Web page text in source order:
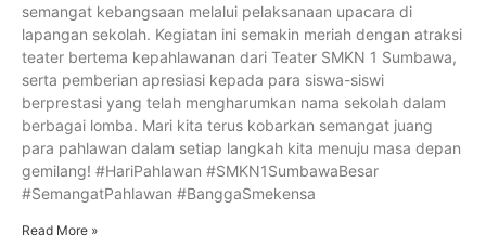
semangat kebangsaan melalui pelaksanaan upacara di
lapangan sekolah. Kegiatan ini semakin meriah dengan atraksi
teater bertema kepahlawanan dari Teater SMKN 1 Sumbawa,
serta pemberian apresiasi kepada para siswa-siswi
berprestasi yang telah mengharumkan nama sekolah dalam
berbagai lomba. Mari kita terus kobarkan semangat juang
para pahlawan dalam setiap langkah kita menuju masa depan
gemilang! #HariPahlawan #SMKN1SumbawaBesar
#SemangatPahlawan #BanggaSmekensa
Read More »